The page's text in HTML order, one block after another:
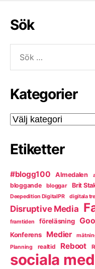
Sök
efter:
Kategorier
Kategorier
Etiketter
#blogg100 Almedalen
bloggande bloggar Brit
Deepedition DigitalPR digitala
Disruptive Media
framtiden
föreläsning
Konferens Medier
Planning realtid Reboot
sociala